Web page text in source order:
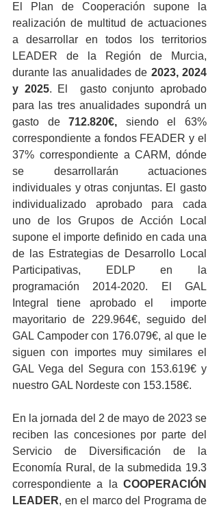
El Plan de Cooperación supone la
realización de multitud de actuaciones
a desarrollar en todos los territorios
LEADER de la Región de Murcia,
durante las anualidades de 2023, 2024
y 2025. El  gasto conjunto aprobado
para las tres anualidades supondrá un
gasto de 712.820€, siendo el 63%
correspondiente a fondos FEADER y el
37% correspondiente a CARM, dónde
se desarrollarán actuaciones
individuales y otras conjuntas. El gasto
individualizado aprobado para cada
uno de los Grupos de Acción Local
supone el importe definido en cada una
de las Estrategias de Desarrollo Local
Participativas, EDLP en la
programación 2014-2020. El GAL
Integral tiene aprobado el  importe
mayoritario de 229.964€, seguido del
GAL Campoder con 176.079€, al que le
siguen con importes muy similares el
GAL Vega del Segura con 153.619€ y
nuestro GAL Nordeste con 153.158€.
En la jornada del 2 de mayo de 2023 se
reciben las concesiones por parte del
Servicio de Diversificación de la
Economía Rural, de la submedida 19.3
correspondiente a la COOPERACIÓN
LEADER, en el marco del Programa de